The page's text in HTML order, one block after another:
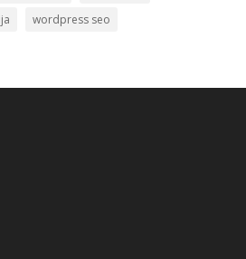
wordpress seo